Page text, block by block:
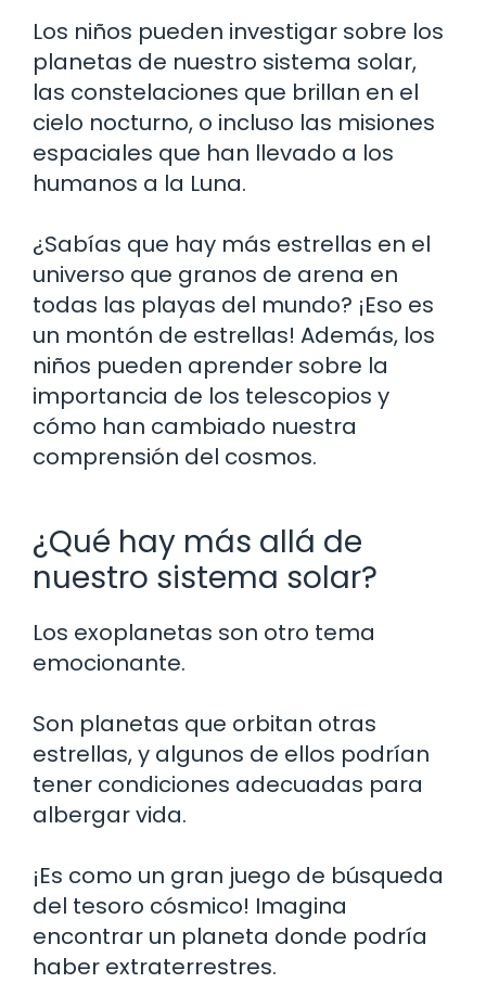
Los niños pueden investigar sobre los
planetas de nuestro sistema solar,
las constelaciones que brillan en el
cielo nocturno, o incluso las misiones
espaciales que han llevado a los
humanos a la Luna.
¿Sabías que hay más estrellas en el
universo que granos de arena en
todas las playas del mundo? ¡Eso es
un montón de estrellas! Además, los
niños pueden aprender sobre la
importancia de los telescopios y
cómo han cambiado nuestra
comprensión del cosmos.
¿Qué hay más allá de
nuestro sistema solar?
Los exoplanetas son otro tema
emocionante.
Son planetas que orbitan otras
estrellas, y algunos de ellos podrían
tener condiciones adecuadas para
albergar vida.
¡Es como un gran juego de búsqueda
del tesoro cósmico! Imagina
encontrar un planeta donde podría
haber extraterrestres.